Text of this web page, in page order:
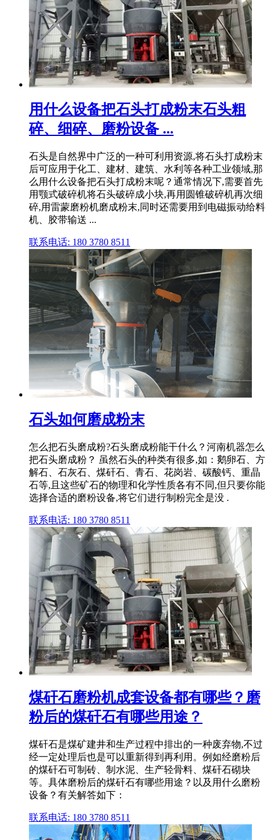
用什么设备把石头打成粉末石头粗
碎、细碎、磨粉设备 ...
石头是自然界中广泛的一种可利用资源,将石头打成粉末
后可应用于化工、建材、建筑、水利等各种工业领域,那
么用什么设备把石头打成粉末呢？通常情况下,需要首先
用颚式破碎机将石头破碎成小块,再用圆锥破碎机再次细
碎,用雷蒙磨粉机磨成粉末,同时还需要用到电磁振动给料
机、胶带输送 ...
联系电话: 180 3780 8511
石头如何磨成粉末
怎么把石头磨成粉?石头磨成粉能干什么？河南机器怎么
把石头磨成粉？ 虽然石头的种类有很多,如：鹅卵石、方
解石、石灰石、煤矸石、青石、花岗岩、碳酸钙、重晶
石等,且这些矿石的物理和化学性质各有不同,但只要你能
选择合适的磨粉设备,将它们进行制粉完全是没 .
联系电话: 180 3780 8511
煤矸石磨粉机成套设备都有哪些？磨
粉后的煤矸石有哪些用途？
煤矸石是煤矿建井和生产过程中排出的一种废弃物,不过
经一定处理后也是可以重新得到再利用。例如经磨粉后
的煤矸石可制砖、制水泥、生产轻骨料、煤矸石砌块
等。具体磨粉后的煤矸石有哪些用途？以及用什么磨粉
设备？有关解答如下：
联系电话: 180 3780 8511